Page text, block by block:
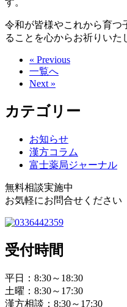
す。
令和が皆様やこれから育つ
ることを心からお祈りいた
« Previous
一覧へ
Next »
カテゴリー
お知らせ
漢方コラム
富士薬局ジャーナル
無料相談実施中
お気軽にお問合せください
受付時間
平日：8:30～18:30
土曜：8:30～17:30
漢方相談：8:30～17:30